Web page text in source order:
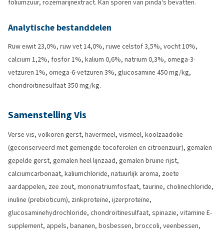
foliumzuur, rozemarijnextract. Kan sporen van pinda's bevatten.
Analytische bestanddelen
Ruw eiwit 23,0%, ruw vet 14,0%, ruwe celstof 3,5%, vocht 10%,
calcium 1,2%, fosfor 1%, kalium 0,6%, natrium 0,3%, omega-3-
vetzuren 1%, omega-6-vetzuren 3%, glucosamine 450 mg/kg,
chondroïtinesulfaat 350 mg/kg.
Samenstelling Vis
Verse vis, volkoren gerst, havermeel, vismeel, koolzaadolie
(geconserveerd met gemengde tocoferolen en citroenzuur), gemalen
gepelde gerst, gemalen heel lijnzaad, gemalen bruine rijst,
calciumcarbonaat, kaliumchloride, natuurlijk aroma, zoete
aardappelen, zee zout, mononatriumfosfaat, taurine, cholinechloride,
inuline (prebioticum), zinkproteïne, ijzerproteïne,
glucosaminehydrochloride, chondroïtinesulfaat, spinazie, vitamine E-
supplement, appels, bananen, bosbessen, broccoli, veenbessen,